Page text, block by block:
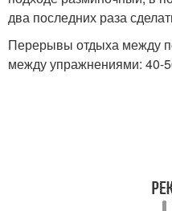
два последних раза
Перерывы отдыха между
между упражнениями: 40-